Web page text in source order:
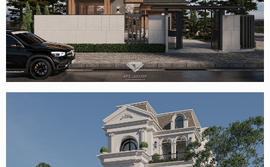
Mẫu biệt thự 2 tầng 1 tum mái Nhật hiện đại ở Vĩnh Phúc